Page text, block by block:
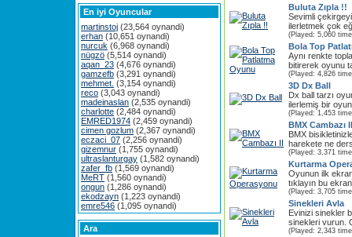
En iyi Oyuncular
martinstoj (23,564 oynandi)
erhan (10,651 oynandi)
nurcuk (6,968 oynandi)
nügzö (5,514 oynandi)
aqan_23 (4,676 oynandi)
gamzefb (3,291 oynandi)
mehmet. (3,154 oynandi)
reco (3,043 oynandi)
madeinaslan (2,535 oynandi)
charlotte (2,484 oynandi)
EMRED1974 (2,459 oynandi)
cimen gozlum (2,367 oynandi)
eczaci_07 (2,256 oynandi)
gizemnur (1,755 oynandi)
ultraslanturgay (1,582 oynandi)
zafer_fb (1,569 oynandi)
MeRT (1,560 oynandi)
ongun (1,286 oynandi)
ekodzayn (1,223 oynandi)
emre546 (1,095 oynandi)
Ara
Buluta Zıpla !!
Sevimli
ilerletmek çok
(Played: 5,060
Bola Top
Aynı renkte
bitirerek oyunu
(Played: 4,826
3D Dx Ball
Dx ball tarzı
ilerlemiş bir
(Played: 1,453
BMX Cambazı II
BMX
harekete ne
(Played: 3,371
Kurtarma
Oyunun ilk
tıklayın bu
(Played: 3,705
Sinekleri Avla
Evinizi sinekler
sinekleri vurun.
(Played: 2,343